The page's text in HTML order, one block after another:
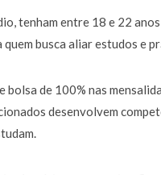
tenham entre 18 e 22
busca aliar estudos e
de 100% nas
desenvolvem